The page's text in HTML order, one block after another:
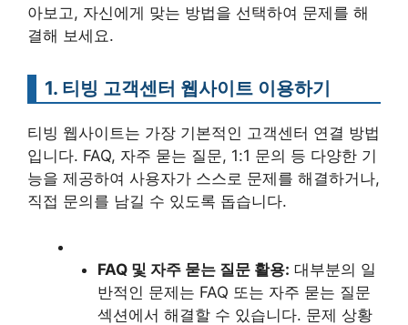
아보고, 자신에게 맞는 방법을 선택하여 문제를 해
결해 보세요.
1. 티빙 고객센터 웹사이트 이용하기
티빙 웹사이트는 가장 기본적인 고객센터 연결 방법
입니다. FAQ, 자주 묻는 질문, 1:1 문의 등 다양한 기
능을 제공하여 사용자가 스스로 문제를 해결하거나,
직접 문의를 남길 수 있도록 돕습니다.
FAQ 및 자주 묻는 질문 활용: 대부분의 일
반적인 문제는 FAQ 또는 자주 묻는 질문
섹션에서 해결할 수 있습니다. 문제 상황